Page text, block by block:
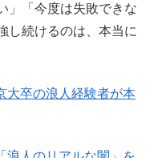
」「今度は失敗できな
し続けるのは、本当に
大卒の浪人経験者が本